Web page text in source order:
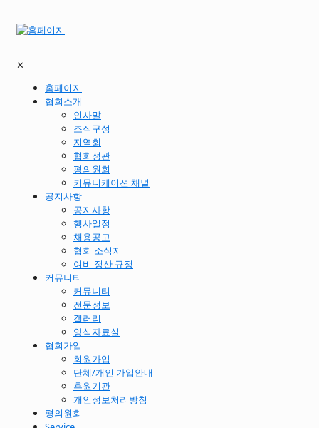
✕
홈페이지
협회소개
인사말
조직구성
지역회
협회정관
평의원회
커뮤니케이션 채널
공지사항
공지사항
행사일정
채용공고
협회 소식지
여비 정산 규정
커뮤니티
커뮤니티
전문정보
갤러리
양식자료실
협회가입
회원가입
단체/개인 가입안내
후원기관
개인정보처리방침
평의원회